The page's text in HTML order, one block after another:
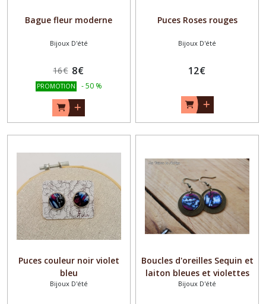
Bague fleur moderne
Bijoux D'été
16€ 8€
PROMOTION -50 %
Puces Roses rouges
Bijoux D'été
12€
Puces couleur noir violet
bleu
Bijoux D'été
Boucles d'oreilles Sequin et
laiton bleues et violettes
Bijoux D'été